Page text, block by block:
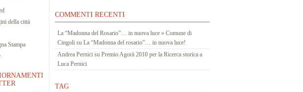
della città
Stampa
COMMENTI RECENTI
La “Madonna del Rosario”… in nuova luce » Comune di
Cingoli su La “Madonna del rosario”… in nuova luce!
Andrea Pernici su Premio Agorà 2010 per la Ricerca storica a
Luca Pernici
TAG